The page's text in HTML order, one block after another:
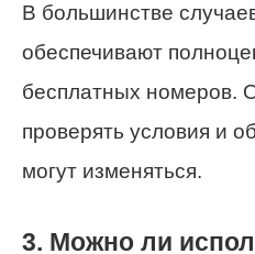
В большинстве
обеспечивают
бесплатных номеров.
проверять условия и
могут изменяться.
3. Можно ли